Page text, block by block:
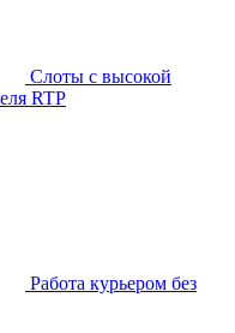
Слоты с высокой
RTP
Работа курьером без